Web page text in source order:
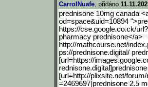
CarrolNuafe, přidáno
prednisone 10mg canada
od=space&uid=10894
https://cse.google.co.ck/
pharmacy prednisone</a>
http://mathcourse.net/ind
ps://prednisone.digital/
[url=https://images.googl
[url=http://plixsite.net/forum/
=2469697]prednisone 2.5